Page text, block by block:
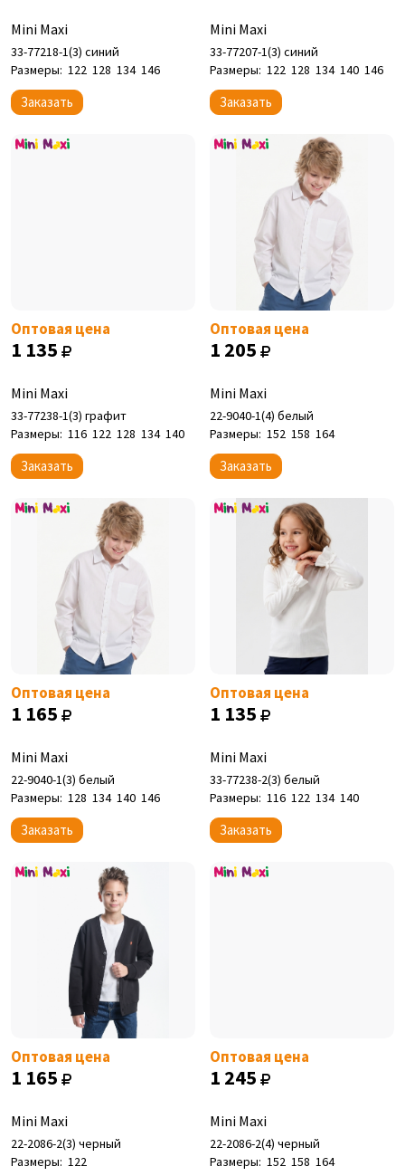
Mini Maxi
33-77218-1(3) синий
Размеры: 122 128 134 146
Заказать
Mini Maxi
33-77207-1(3) синий
Размеры: 122 128 134 140 146
Заказать
Оптовая цена
1 135
Mini Maxi
33-77238-1(3) графит
Размеры: 116 122 128 134 140
Заказать
Оптовая цена
1 205
Mini Maxi
22-9040-1(4) белый
Размеры: 152 158 164
Заказать
Оптовая цена
1 165
Mini Maxi
22-9040-1(3) белый
Размеры: 128 134 140 146
Заказать
Оптовая цена
1 135
Mini Maxi
33-77238-2(3) белый
Размеры: 116 122 134 140
Заказать
Оптовая цена
1 165
Mini Maxi
22-2086-2(3) черный
Размеры: 122
Оптовая цена
1 245
Mini Maxi
22-2086-2(4) черный
Размеры: 152 158 164